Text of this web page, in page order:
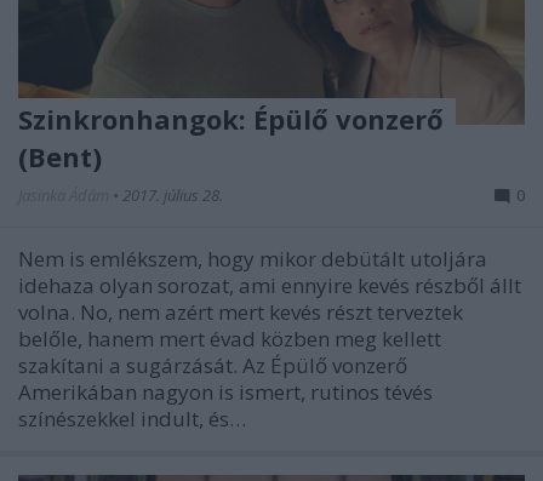
Szinkronhangok: Épülő vonzerő
(Bent)
• 2017. július 28. 0
Nem is emlékszem, hogy mikor debütált utoljára
idehaza olyan sorozat, ami ennyire kevés részből állt
volna. No, nem azért mert kevés részt terveztek
belőle, hanem mert évad közben meg kellett
szakítani a sugárzását. Az Épülő vonzerő
Amerikában nagyon is ismert, rutinos tévés
színészekkel indult, és…